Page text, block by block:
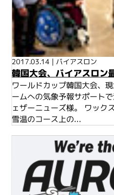
2017.03.14 | バイアスロン
韓国大会、バイアスロン
ワールドカップ韓国大会、
ームへの気象予報サポート
ェザーニューズ様。 ワック
雪温のコース上の...